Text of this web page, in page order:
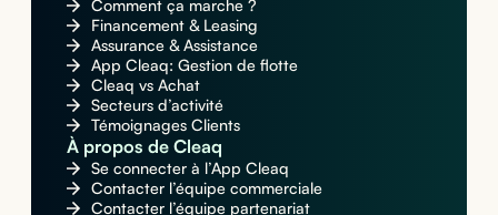
Comment ça marche ?
Financement & Leasing
Assurance & Assistance
App Cleaq: Gestion de flotte
Cleaq vs Achat
Secteurs d’activité
Témoignages Clients
À propos de Cleaq
Se connecter à l’App Cleaq
Contacter l’équipe commerciale
Contacter l’équipe partenariat